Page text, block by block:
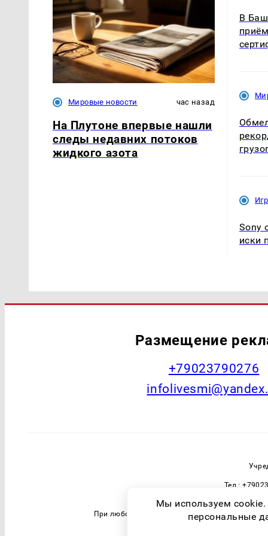
Мировые новости час назад
На Плутоне впервые нашли
следы недавних потоков
жидкого азота
В
Sony
иски
Размещение
+79023790276
Тел.:
При любом использовании материалов
Мы используем
персональные